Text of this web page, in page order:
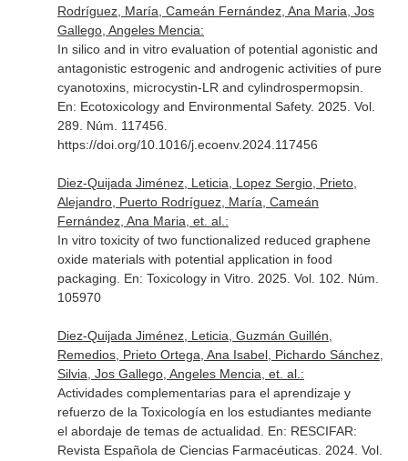
Rodríguez, María, Cameán Fernández, Ana Maria, Jos
Gallego, Angeles Mencia:
In silico and in vitro evaluation of potential agonistic and
antagonistic estrogenic and androgenic activities of pure
cyanotoxins, microcystin-LR and cylindrospermopsin.
En: Ecotoxicology and Environmental Safety. 2025. Vol.
289. Núm. 117456.
https://doi.org/10.1016/j.ecoenv.2024.117456
Diez-Quijada Jiménez, Leticia, Lopez Sergio, Prieto,
Alejandro, Puerto Rodríguez, María, Cameán
Fernández, Ana Maria, et. al.:
In vitro toxicity of two functionalized reduced graphene
oxide materials with potential application in food
packaging. En: Toxicology in Vitro. 2025. Vol. 102. Núm.
105970
Diez-Quijada Jiménez, Leticia, Guzmán Guillén,
Remedios, Prieto Ortega, Ana Isabel, Pichardo Sánchez,
Silvia, Jos Gallego, Angeles Mencia, et. al.:
Actividades complementarias para el aprendizaje y
refuerzo de la Toxicología en los estudiantes mediante
el abordaje de temas de actualidad. En: RESCIFAR:
Revista Española de Ciencias Farmacéuticas. 2024. Vol.